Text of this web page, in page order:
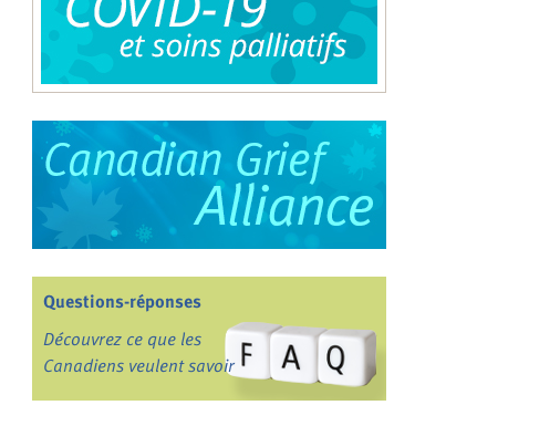
Questions-réponses
Découvrez ce que les
Canadiens veulent savoir